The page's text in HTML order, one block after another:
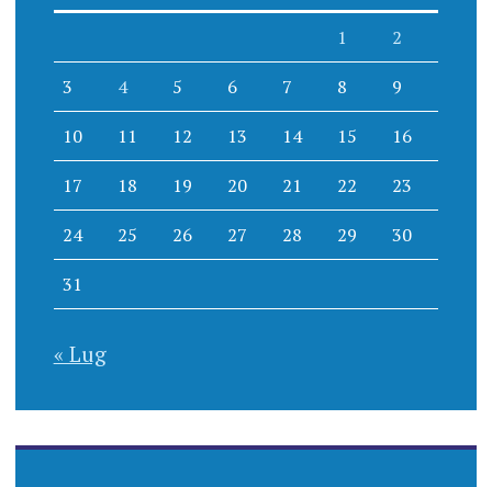
1 2
3 4 5 6 7 8 9
10 11 12 13 14 15 16
17 18 19 20 21 22 23
24 25 26 27 28 29 30
31
« Lug